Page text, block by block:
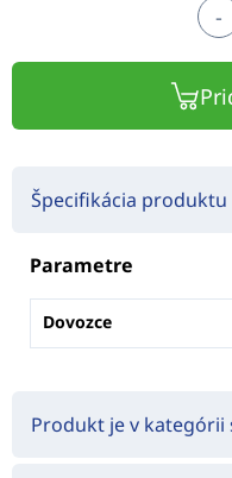
-
Špecifikácia produktu
Parametre
Dovozce
Produkt je v kategórii